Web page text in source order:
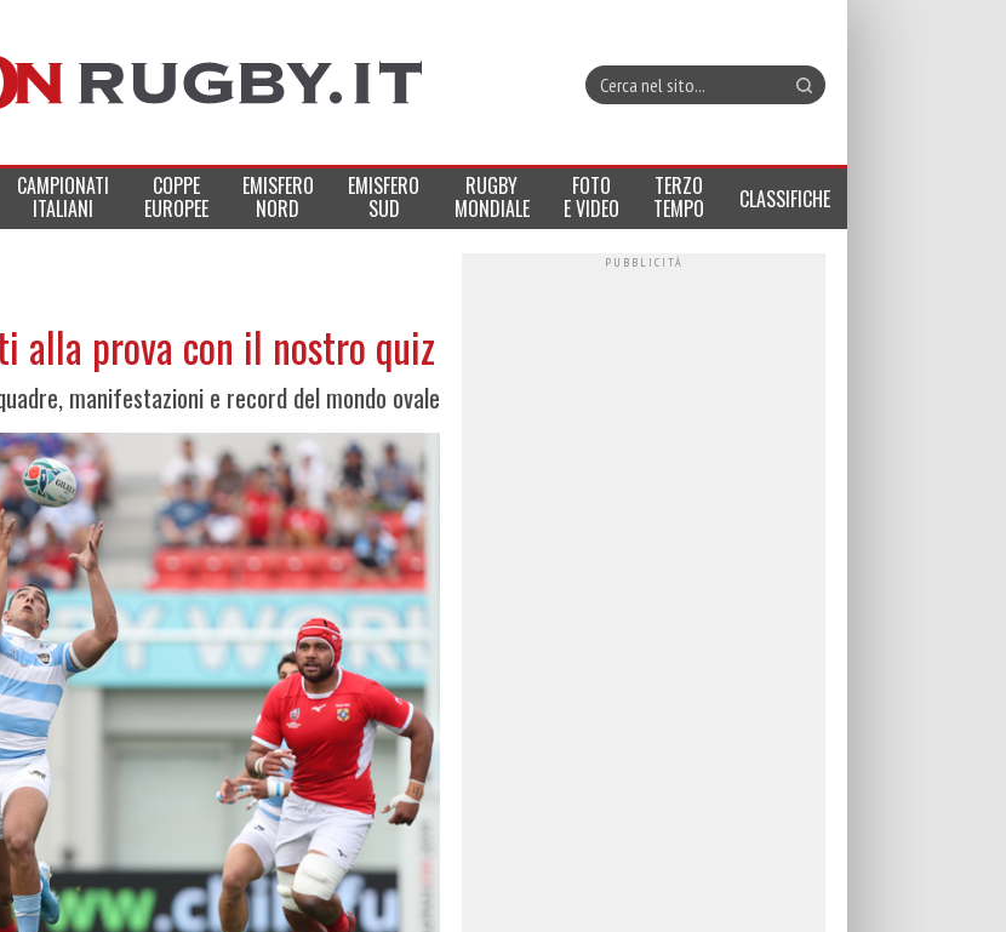
CAMPIONATI
ITALIANI
COPPE
EUROPEE
EMISFERO
NORD
EMISFERO
SUD
RUGBY
MONDIALE
FOTO
E VIDEO
TERZO
TEMPO CLASSIFICHE
alla prova con il nostro quiz
manifestazioni e record del mondo ovale